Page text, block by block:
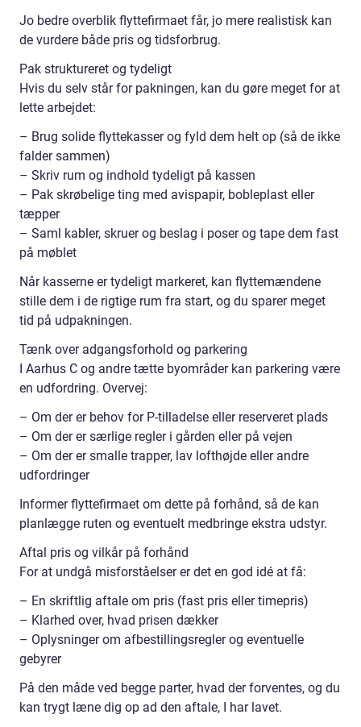
Jo bedre overblik flyttefirmaet får, jo mere realistisk kan
de vurdere både pris og tidsforbrug.
Pak struktureret og tydeligt
Hvis du selv står for pakningen, kan du gøre meget for at
lette arbejdet:
– Brug solide flyttekasser og fyld dem helt op (så de ikke
falder sammen)
– Skriv rum og indhold tydeligt på kassen
– Pak skrøbelige ting med avispapir, bobleplast eller
tæpper
– Saml kabler, skruer og beslag i poser og tape dem fast
på møblet
Når kasserne er tydeligt markeret, kan flyttemændene
stille dem i de rigtige rum fra start, og du sparer meget
tid på udpakningen.
Tænk over adgangsforhold og parkering
I Aarhus C og andre tætte byområder kan parkering være
en udfordring. Overvej:
– Om der er behov for P-tilladelse eller reserveret plads
– Om der er særlige regler i gården eller på vejen
– Om der er smalle trapper, lav lofthøjde eller andre
udfordringer
Informer flyttefirmaet om dette på forhånd, så de kan
planlægge ruten og eventuelt medbringe ekstra udstyr.
Aftal pris og vilkår på forhånd
For at undgå misforståelser er det en god idé at få:
– En skriftlig aftale om pris (fast pris eller timepris)
– Klarhed over, hvad prisen dækker
– Oplysninger om afbestillingsregler og eventuelle
gebyrer
På den måde ved begge parter, hvad der forventes, og du
kan trygt læne dig op ad den aftale, I har lavet.